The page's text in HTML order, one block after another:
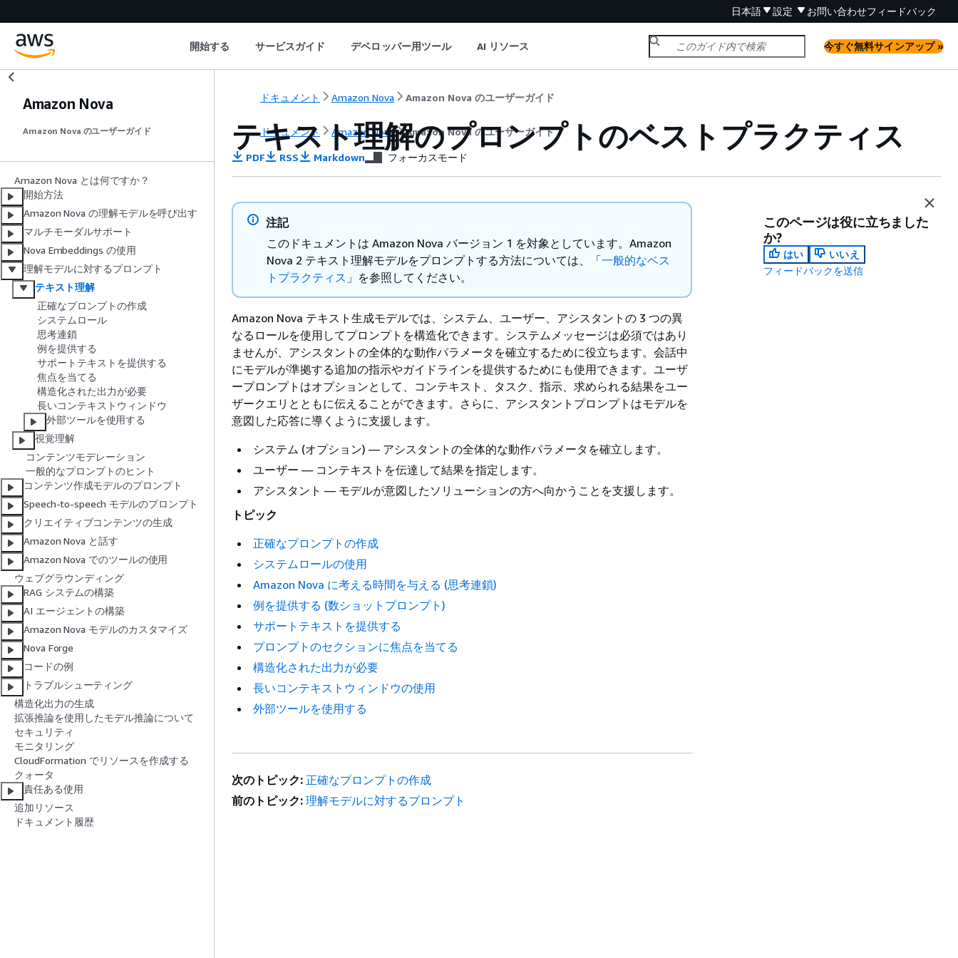
日本語 設定 お問い合わせフィードバック
開始する サービスガイド デベロッパー用ツール AI リソース 今すぐ無料サインアップ »
Amazon Nova
Amazon Nova のユーザーガイド
Amazon Nova とは何ですか？
開始方法
Amazon Nova の理解モデルを呼び出す
マルチモーダルサポート
Nova Embeddings の使用
理解モデルに対するプロンプト
テキスト理解
正確なプロンプトの作成
システムロール
思考連鎖
例を提供する
サポートテキストを提供する
焦点を当てる
構造化された出力が必要
長いコンテキストウィンドウ
外部ツールを使用する
視覚理解
コンテンツモデレーション
一般的なプロンプトのヒント
コンテンツ作成モデルのプロンプト
Speech-to-speech モデルのプロンプト
クリエイティブコンテンツの生成
Amazon Nova と話す
Amazon Nova でのツールの使用
ウェブグラウンディング
RAG システムの構築
AI エージェントの構築
Amazon Nova モデルのカスタマイズ
Nova Forge
コードの例
トラブルシューティング
構造化出力の生成
拡張推論を使用したモデル推論について
セキュリティ
モニタリング
CloudFormation でリソースを作成する
クォータ
責任ある使用
追加リソース
ドキュメント履歴
ドキュメント Amazon Nova Amazon Nova のユーザーガイド
ドキュメント Amazon Nova Amazon Nova のユーザーガイド
テキスト理解のプロンプトのベストプラクティス
PDF RSS Markdown フォーカスモード
注記
このドキュメントは Amazon Nova バージョン 1 を対象としています。Amazon
Nova 2 テキスト理解モデルをプロンプトする方法については、「一般的なベス
トプラクティス 」を参照してください。
Amazon Nova テキスト生成モデルでは、システム、ユーザー、アシスタントの 3 つの異
なるロールを使用してプロンプトを構造化できます。システムメッセージは必須ではあり
ませんが、アシスタントの全体的な動作パラメータを確立するために役立ちます。会話中
にモデルが準拠する追加の指示やガイドラインを提供するためにも使用できます。ユーザ
ープロンプトはオプションとして、コンテキスト、タスク、指示、求められる結果をユー
ザークエリとともに伝えることができます。さらに、アシスタントプロンプトはモデルを
意図した応答に導くように支援します。
システム (オプション) — アシスタントの全体的な動作パラメータを確立します。
ユーザー — コンテキストを伝達して結果を指定します。
アシスタント — モデルが意図したソリューションの方へ向かうことを支援します。
トピック
正確なプロンプトの作成
システムロールの使用
Amazon Nova に考える時間を与える (思考連鎖)
例を提供する (数ショットプロンプト)
サポートテキストを提供する
プロンプトのセクションに焦点を当てる
構造化された出力が必要
長いコンテキストウィンドウの使用
外部ツールを使用する
このページは役に立ちました
か?
はい
いいえ
フィードバックを送信
次のトピック: 正確なプロンプトの作成
前のトピック: 理解モデルに対するプロンプト